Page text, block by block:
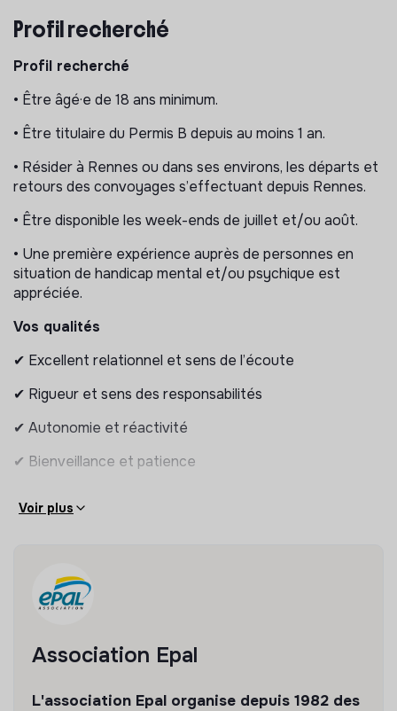
Gérer les temps de repas et/ou les pauses selon la
Assurer le bon déroulement du voyage et faire face
aux imprévus avec réactivité.
Profil recherché
Profil recherché
• Être âgé·e de 18 ans minimum.
• Être titulaire du Permis B depuis au moins 1 an.
• Résider à Rennes ou dans ses environs, les départs et
retours des convoyages s’effectuant depuis Rennes.
• Être disponible les week-ends de juillet et/ou août.
• Une première expérience auprès de personnes en
situation de handicap mental et/ou psychique est
appréciée.
Vos qualités
✔ Excellent relationnel et sens de l’écoute
✔ Rigueur et sens des responsabilités
✔ Autonomie et réactivité
✔ Bienveillance et patience
Voir plus
Association Epal
L'association Epal organise depuis 1982 des